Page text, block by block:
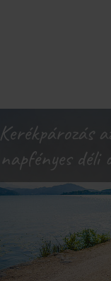
Kerékpározás
napfényes déli